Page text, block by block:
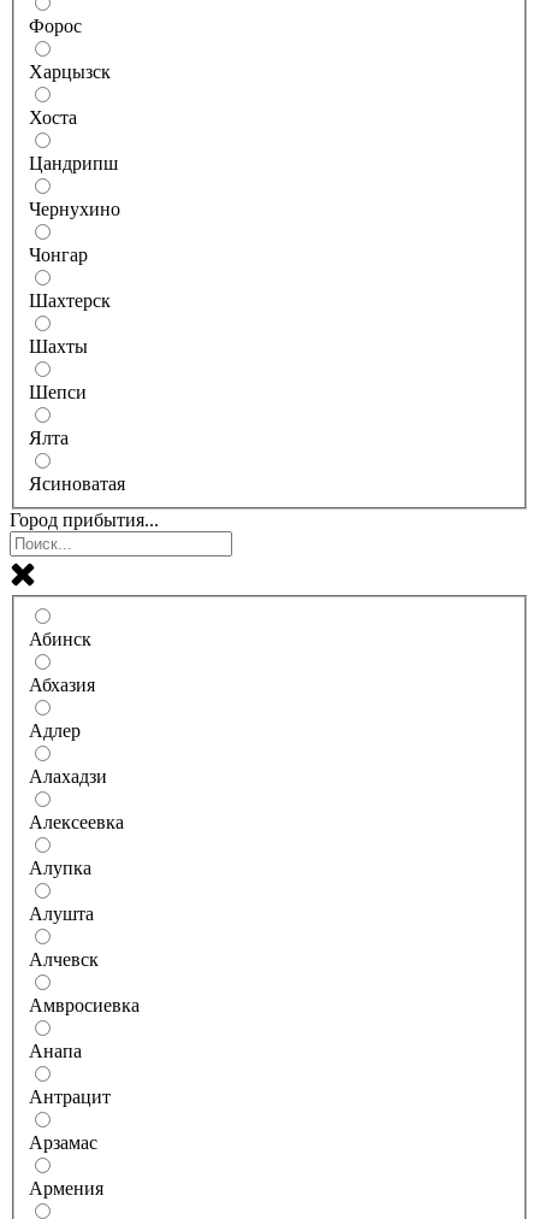
Форос
Харцызск
Хоста
Цандрипш
Чернухино
Чонгар
Шахтерск
Шахты
Шепси
Ялта
Ясиноватая
Город прибытия...
Абинск
Абхазия
Адлер
Алахадзи
Алексеевка
Алупка
Алушта
Алчевск
Амвросиевка
Анапа
Антрацит
Арзамас
Армения